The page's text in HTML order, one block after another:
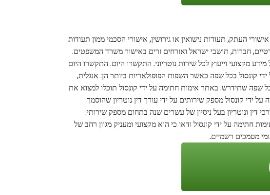
העתק, תעודות נישואין או גירושין, אישורי הסכמי ממון תעודות
חברות, תושבי ישראל ואזרחים זרים באישור משרד המשפטים.
מקצועי וייעוץ לכל שירות נוטריוני. התקשרו היום. התקשרו היום
קונסול בכל שפה כאשר השפות הפופולאריות ביותר הן: אנגלית,
וכל שפה שתידרש. באתר אימות חתימה על ידי קונסול תוכלו למצוא את
ידי קונסול מספק שירותים על ידי עורך דין נוטריון שהוסמך
דין ונוטריון בעל ניסיון של עשרים שנה בתחום מספק שירותי:
חתימה על ידי קונסול ודאו כי הוא מקצועי ומעניק מגוון רחב של
מסמכים רשמיים.